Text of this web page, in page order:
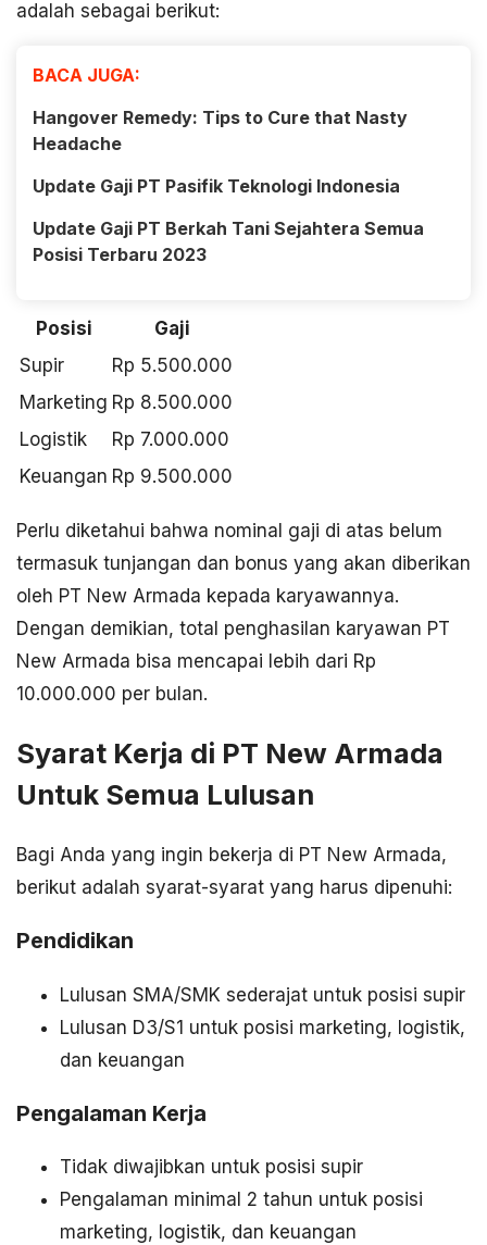
adalah sebagai berikut:
BACA JUGA:
Hangover Remedy: Tips to Cure that Nasty
Headache
Update Gaji PT Pasifik Teknologi Indonesia
Update Gaji PT Berkah Tani Sejahtera Semua
Posisi Terbaru 2023
Posisi
Gaji
Supir
Rp 5.500.000
Marketing Rp 8.500.000
Logistik
Rp 7.000.000
Keuangan Rp 9.500.000
Perlu diketahui bahwa nominal gaji di atas belum
termasuk tunjangan dan bonus yang akan diberikan
oleh PT New Armada kepada karyawannya.
Dengan demikian, total penghasilan karyawan PT
New Armada bisa mencapai lebih dari Rp
10.000.000 per bulan.
Syarat Kerja di PT New Armada
Untuk Semua Lulusan
Bagi Anda yang ingin bekerja di PT New Armada,
berikut adalah syarat-syarat yang harus dipenuhi:
Pendidikan
Lulusan SMA/SMK sederajat untuk posisi supir
Lulusan D3/S1 untuk posisi marketing, logistik,
dan keuangan
Pengalaman Kerja
Tidak diwajibkan untuk posisi supir
Pengalaman minimal 2 tahun untuk posisi
marketing, logistik, dan keuangan